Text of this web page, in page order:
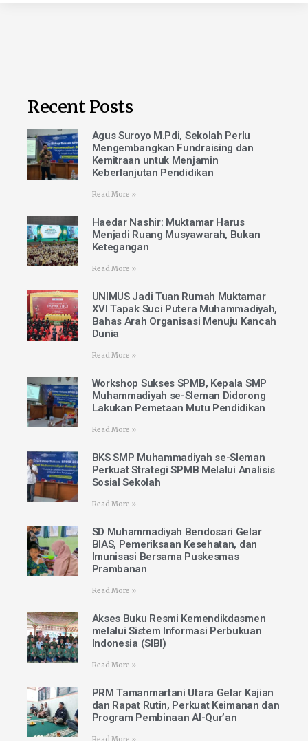
Recent Posts
Agus Suroyo M.Pdi, Sekolah Perlu
Mengembangkan Fundraising dan
Kemitraan untuk Menjamin
Keberlanjutan Pendidikan
Read More »
Haedar Nashir: Muktamar Harus
Menjadi Ruang Musyawarah, Bukan
Ketegangan
Read More »
UNIMUS Jadi Tuan Rumah Muktamar
XVI Tapak Suci Putera Muhammadiyah,
Bahas Arah Organisasi Menuju Kancah
Dunia
Read More »
Workshop Sukses SPMB, Kepala SMP
Muhammadiyah se-Sleman Didorong
Lakukan Pemetaan Mutu Pendidikan
Read More »
BKS SMP Muhammadiyah se-Sleman
Perkuat Strategi SPMB Melalui Analisis
Sosial Sekolah
Read More »
SD Muhammadiyah Bendosari Gelar
BIAS, Pemeriksaan Kesehatan, dan
Imunisasi Bersama Puskesmas
Prambanan
Read More »
Akses Buku Resmi Kemendikdasmen
melalui Sistem Informasi Perbukuan
Indonesia (SIBI)
Read More »
PRM Tamanmartani Utara Gelar Kajian
dan Rapat Rutin, Perkuat Keimanan dan
Program Pembinaan Al-Qur’an
Read More »